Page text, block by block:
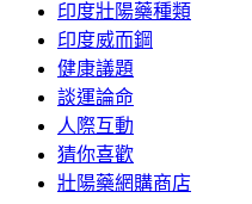
印度壯陽藥種類
印度威而鋼
健康議題
談運論命
人際互動
猜你喜歡
壯陽藥網購商店